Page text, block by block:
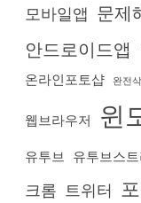
모바일앱 문제
안드로이드앱
온라인포토샵 완전
웹브라우저 윈
유투브 유투브스
크롬 트위터